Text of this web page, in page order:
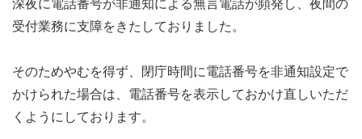
深夜に電話番号が非通知による無言電話が頻発し、夜間の
受付業務に支障をきたしておりました。
そのためやむを得ず、閉庁時間に電話番号を非通知設定で
かけられた場合は、電話番号を表示しておかけ直しいただ
くようにしております。